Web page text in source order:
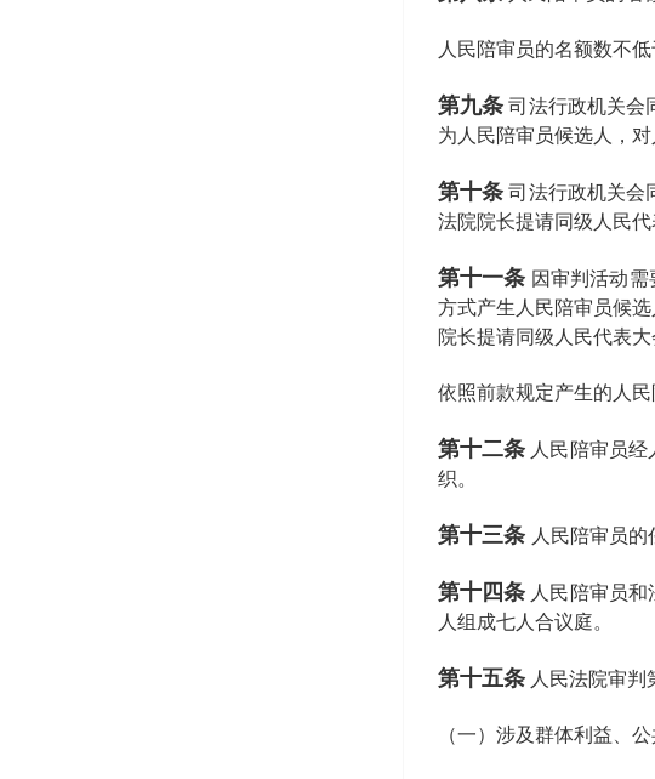
人民陪审员的名额数不
第九条 司法行政机关会
为人民陪审员候选人，
第十条 司法行政机关会
法院院长提请同级人民代
第十一条 因审判活动
方式产生人民陪审员候
院长提请同级人民代表大
依照前款规定产生的人
第十二条 人民陪审员
织。
第十三条 人民陪审员的
第十四条 人民陪审员
人组成七人合议庭。
第十五条 人民法院审
（一）涉及群体利益、公